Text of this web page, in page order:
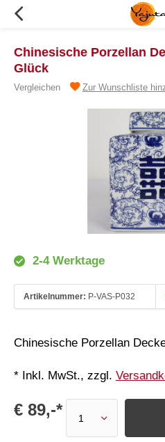
Chinesische Porzellan
Glück
Vergleichen Zur Wunschliste
2-4 Werktage
Artikelnummer: P-VAS-P032
Chinesische Porzellan
* Inkl. MwSt., zzgl.
€ 89,-*